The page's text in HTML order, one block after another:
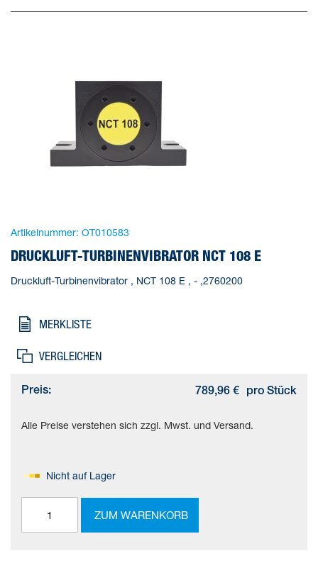
Artikelnummer: OT010583
DRUCKLUFT-TURBINENVIBRATOR NCT 108 E
Druckluft-Turbinenvibrator , NCT 108 E , - ,2760200
MERKLISTE
VERGLEICHEN
Preis: 789,96 € pro Stück
Alle Preise verstehen sich zzgl. Mwst. und Versand.
Nicht auf Lager
ZUM WARENKORB